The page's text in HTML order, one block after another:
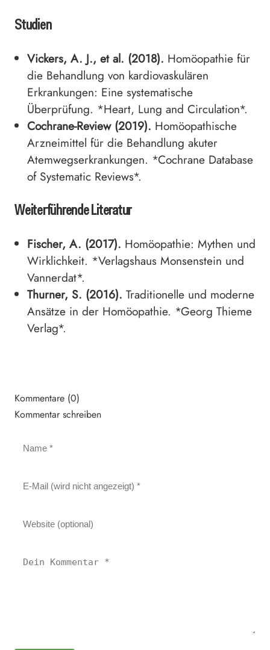
Studien
Vickers, A. J., et al. (2018). Homöopathie für
die Behandlung von kardiovaskulären
Erkrankungen: Eine systematische
Überprüfung. *Heart, Lung and Circulation*.
Cochrane-Review (2019). Homöopathische
Arzneimittel für die Behandlung akuter
Atemwegserkrankungen. *Cochrane Database
of Systematic Reviews*.
Weiterführende Literatur
Fischer, A. (2017). Homöopathie: Mythen und
Wirklichkeit. *Verlagshaus Monsenstein und
Vannerdat*.
Thurner, S. (2016). Traditionelle und moderne
Ansätze in der Homöopathie. *Georg Thieme
Verlag*.
Kommentare (0)
Kommentar schreiben